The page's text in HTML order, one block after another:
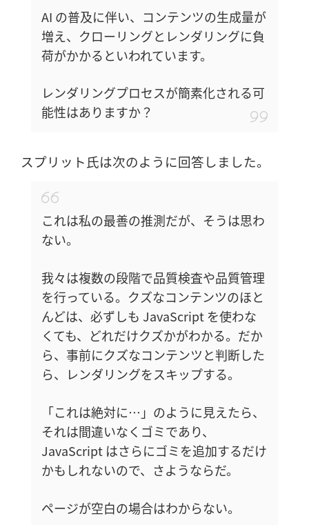
AI の普及に伴い、コンテンツの生成量が
増え、クローリングとレンダリングに負
荷がかかるといわれています。
レンダリングプロセスが簡素化される可
能性はありますか？
スプリット氏は次のように回答しました。
これは私の最善の推測だが、そうは思わ
ない。
我々は複数の段階で品質検査や品質管理
を行っている。クズなコンテンツのほと
んどは、必ずしも JavaScript を使わな
くても、どれだけクズかがわかる。だか
ら、事前にクズなコンテンツと判断した
ら、レンダリングをスキップする。
「これは絶対に…」のように見えたら、
それは間違いなくゴミであり、
JavaScript はさらにゴミを追加するだけ
かもしれないので、さようならだ。
ページが空白の場合はわからない。